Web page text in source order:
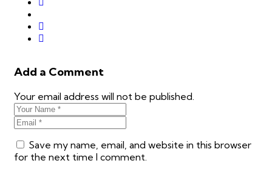
Add a Comment
Your email address will not be published.
Save my name, email, and website in this browser
for the next time I comment.